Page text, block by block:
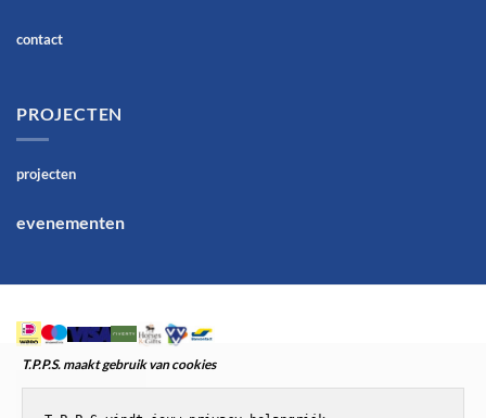
contact
PROJECTEN
projecten
evenementen
T.P.P.S. maakt gebruik van cookies